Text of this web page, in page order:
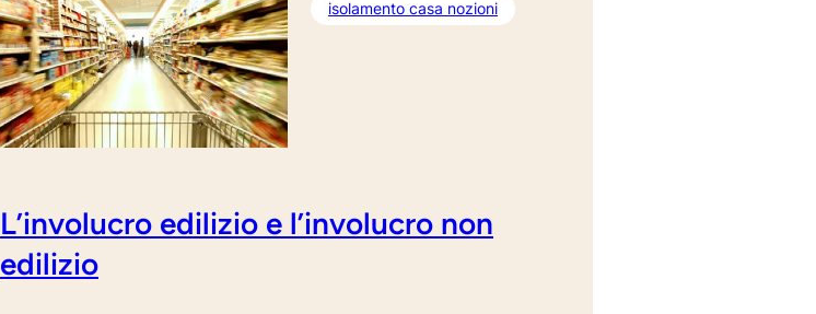
isolamento casa nozioni
L’involucro edilizio e l’involucro non
edilizio